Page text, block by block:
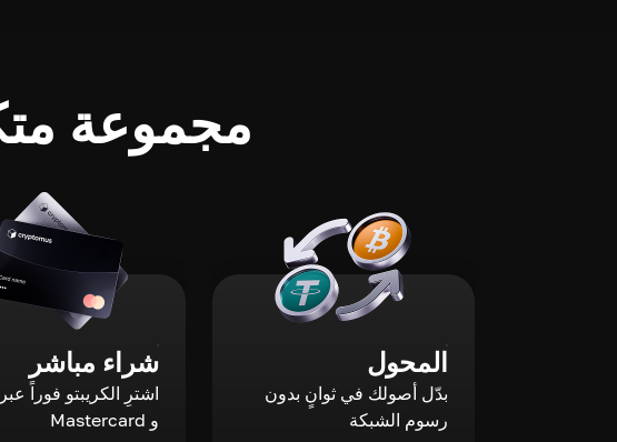
مجموعة
المحول
بدّل أصولك في ثوانٍ بدون
رسوم الشبكة
شراء مباشر
و Mastercard